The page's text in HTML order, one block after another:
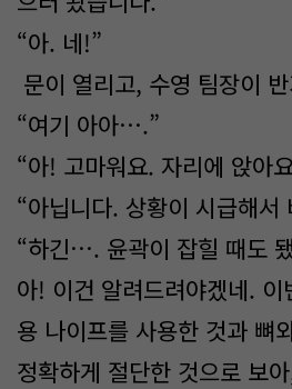
“아. 네!”
문이 열리고, 수영 팀장이
“여기 아아….”
“아! 고마워요. 자리에 앉아
“아닙니다. 상황이 시급해서
“하긴…. 윤곽이 잡힐 때도
아! 이건 알려드려야겠네.
용 나이프를 사용한 것과 뼈
정확하게 절단한 것으로 보